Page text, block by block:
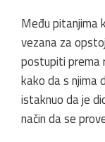
Među pitanjima
vezana za
postupiti prema
kako da s njima
istaknuo da je
način da se